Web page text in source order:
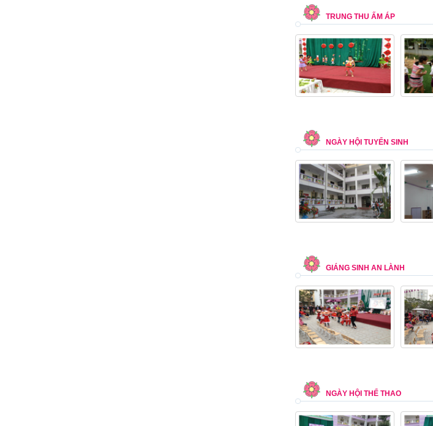
TRUNG THU ẤM ÁP
NGÀY HỘI TUYỂN SINH
GIÁNG SINH AN LÀNH
NGÀY HỘI THỂ THAO